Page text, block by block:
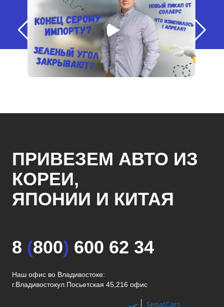
ПРИВЕЗЕМ АВТО ИЗ
КОРЕИ,
ЯПОНИИ И КИТАЯ
8 (800) 600 62 34
Наш офис во Владивостоке:
г.Владивостокул.Посьетская 45,216 офис
SenatCars